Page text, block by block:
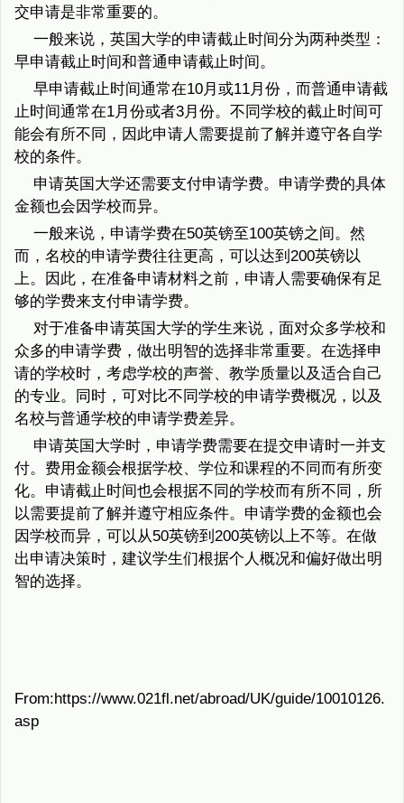
交申请是非常重要的。
一般来说，英国大学的申请截止时间分为两种类型：
早申请截止时间和普通申请截止时间。
早申请截止时间通常在10月或11月份，而普通申请截
止时间通常在1月份或者3月份。不同学校的截止时间可
能会有所不同，因此申请人需要提前了解并遵守各自学
校的条件。
申请英国大学还需要支付申请学费。申请学费的具体
金额也会因学校而异。
一般来说，申请学费在50英镑至100英镑之间。然
而，名校的申请学费往往更高，可以达到200英镑以
上。因此，在准备申请材料之前，申请人需要确保有足
够的学费来支付申请学费。
对于准备申请英国大学的学生来说，面对众多学校和
众多的申请学费，做出明智的选择非常重要。在选择申
请的学校时，考虑学校的声誉、教学质量以及适合自己
的专业。同时，可对比不同学校的申请学费概况，以及
名校与普通学校的申请学费差异。
申请英国大学时，申请学费需要在提交申请时一并支
付。费用金额会根据学校、学位和课程的不同而有所变
化。申请截止时间也会根据不同的学校而有所不同，所
以需要提前了解并遵守相应条件。申请学费的金额也会
因学校而异，可以从50英镑到200英镑以上不等。在做
出申请决策时，建议学生们根据个人概况和偏好做出明
智的选择。
From:https://www.021fl.net/abroad/UK/guide/10010126.
asp